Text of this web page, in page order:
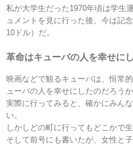
私が大学生だった1970年頃は学生
ュメントを見に行った後、今は記
10ドル）だ。
革命はキューバの人を幸せに
映画などで観るキューバは、恒常
ューバの人を幸せにしたのだろうか
実際に行ってみると、確かにみん
い。
しかしどの町に行ってもどこかで
そして前号にも書いたが、女性と